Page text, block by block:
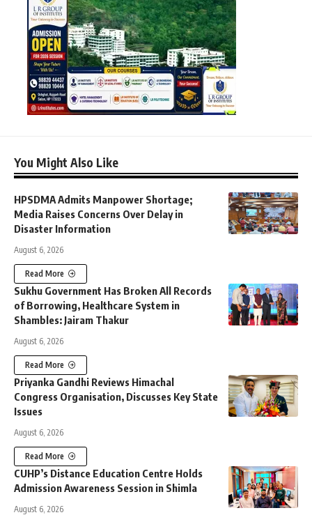
You Might Also Like
HPSDMA Admits Manpower Shortage;
Media Raises Concerns Over Delay in
Disaster Information
August 6, 2026
Read More
Sukhu Government Has Broken All Records
of Borrowing, Healthcare System in
Shambles: Jairam Thakur
August 6, 2026
Read More
Priyanka Gandhi Reviews Himachal
Congress Organisation, Discusses Key State
Issues
August 6, 2026
Read More
CUHP’s Distance Education Centre Holds
Admission Awareness Session in Shimla
August 6, 2026